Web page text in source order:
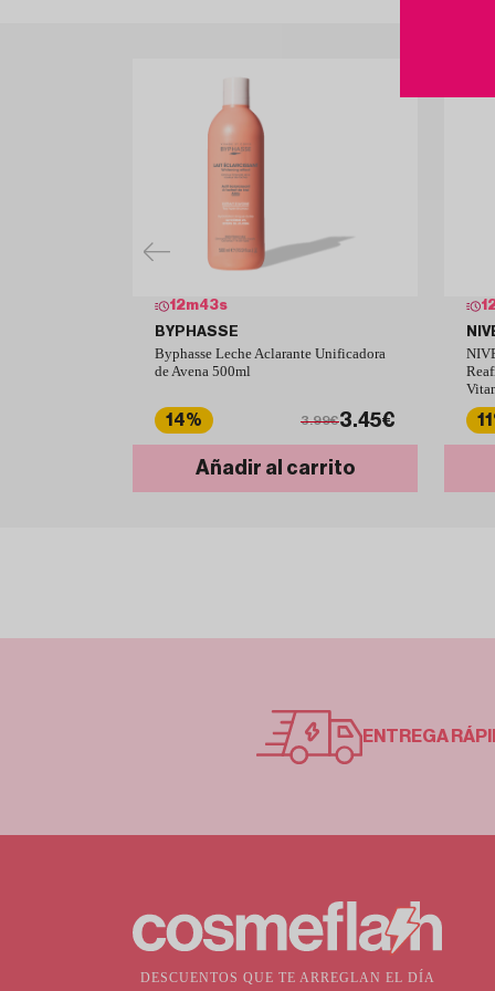
12m42s
BYPHASSE
Byphasse Leche Aclarante Unificadora
de Avena 500ml
14% 3.99€3.45€
Añadir al carrito
ENTREGA
DESCUENTOS QUE TE ARREGLAN EL DÍA